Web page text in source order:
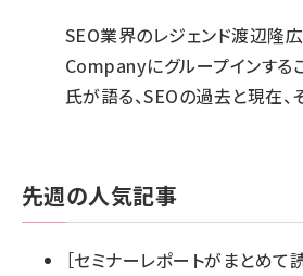
SEO業界のレジェンド渡辺隆
Companyにグループインする
氏が語る、SEOの過去と現在、
先週の人気記事
［セミナーレポートがまとめて